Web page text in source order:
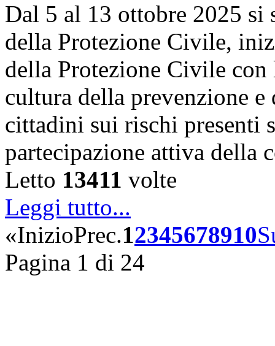
Dal 5 al 13 ottobre 2025 si
della Protezione Civile,
della Protezione Civile
cultura della prevenzione
cittadini sui rischi presenti
partecipazione attiva
Letto 13411 volte
Leggi tutto...
«InizioPrec.12345678910
Pagina 1 di 24